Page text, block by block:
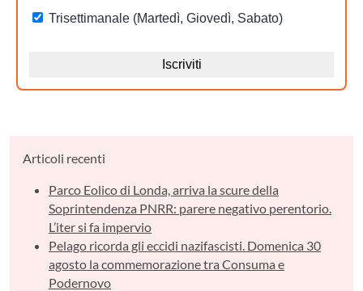
Articoli recenti
Parco Eolico di Londa, arriva la scure della
Soprintendenza PNRR: parere negativo perentorio.
L’iter si fa impervio
Pelago ricorda gli eccidi nazifascisti. Domenica 30
agosto la commemorazione tra Consuma e
Podernovo